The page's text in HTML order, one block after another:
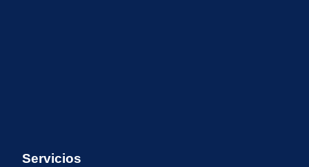
Servicios